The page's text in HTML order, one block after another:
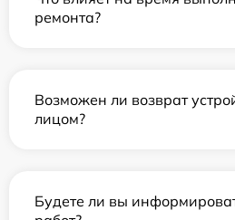
ремонта?
Возможен ли возврат
лицом?
Будете ли вы